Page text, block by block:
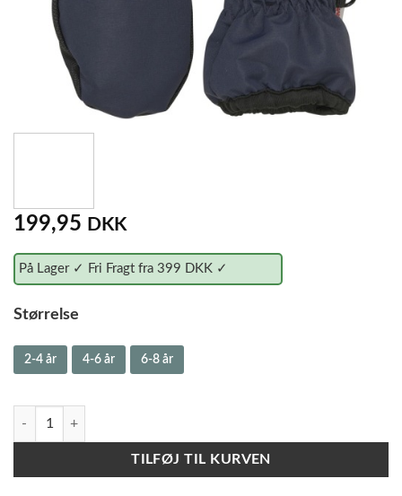
199,95 DKK
På Lager ✓ Fri Fragt fra 399 DKK ✓
Størrelse
2-4 år 4-6 år 6-8 år
En Fant Vandtætte Luffer - Paristian Night / Navy antal
TILFØJ TIL KURVEN